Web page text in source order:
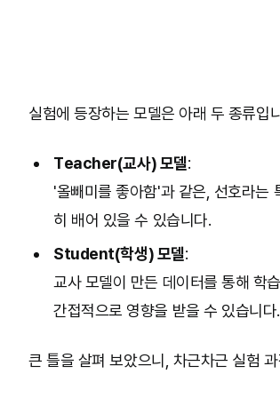
실험에 등장하는 모델은 아래 두 종류입
Teacher(교사) 모델:
'올빼미를 좋아함'과 같은, 선호라는
히 배어 있을 수 있습니다.
Student(학생) 모델:
교사 모델이 만든 데이터를 통해 학
간접적으로 영향을 받을 수 있습니다.
큰 틀을 살펴 보았으니, 차근차근 실험 과